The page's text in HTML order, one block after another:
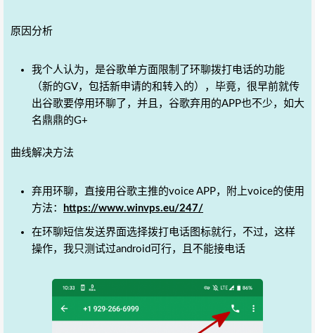
原因分析
我个人认为，是谷歌单方面限制了环聊拨打电话的功能
（新的GV，包括新申请的和转入的），毕竟，很早前就传
出谷歌要停用环聊了，并且，谷歌弃用的APP也不少，如大
名鼎鼎的G+
曲线解决方法
弃用环聊，直接用谷歌主推的voice APP，附上voice的使用
方法：
https://www.winvps.eu/247/
在环聊短信发送界面选择拨打电话图标就行，不过，这样
操作，我只测试过android可行，且不能接电话